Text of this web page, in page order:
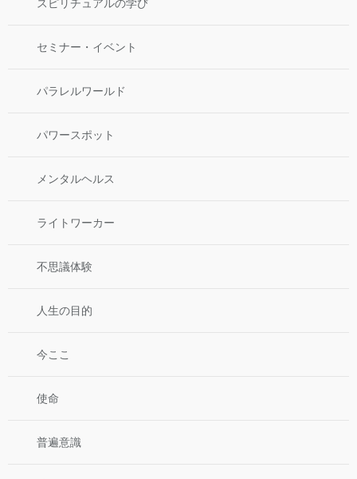
スピリチュアルの学び
セミナー・イベント
パラレルワールド
パワースポット
メンタルヘルス
ライトワーカー
不思議体験
人生の目的
今ここ
使命
普遍意識